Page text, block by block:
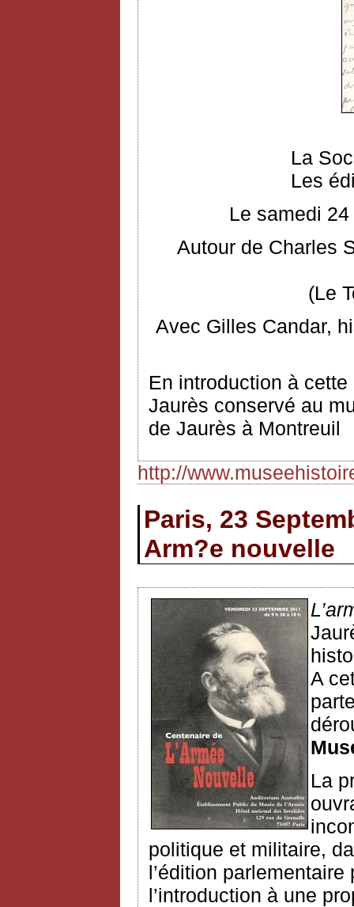
La
Les
Le samedi
Autour de Charles
(Le
Avec Gilles Candar,
En introduction à
Jaurès conservé au
de Jaurès à Montreuil
http://
Paris, 23
Arm?e nouvelle
A
La
politique et militaire,
l’édition
l’introduction à une